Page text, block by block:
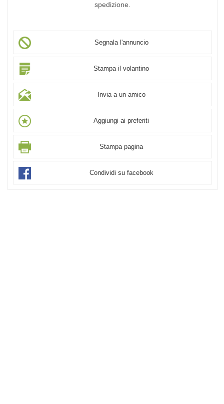
spedizione.
Segnala l'annuncio
Stampa il volantino
Invia a un amico
Aggiungi ai preferiti
Stampa pagina
Condividi su facebook